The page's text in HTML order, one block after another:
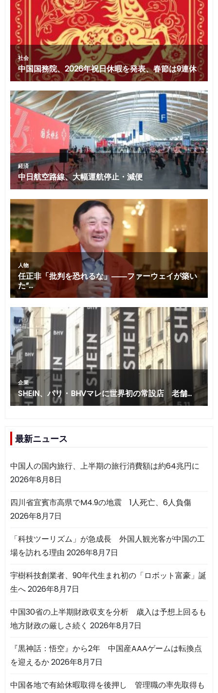
最新ニュース
中国人の国内旅行、上半期の旅行消費額は約64兆円に
2026年8月8日
四川省宜賓市高県でM4.9の地震 1人死亡、6人負傷
2026年8月7日
「科技ツーリズム」が急成長 外国人観光客が中国の工
場を訪れる理由 2026年8月7日
宇樹科技創業者、90年代生まれ初の「ロボット富豪」誕
生へ2026年8月7日
中国30省の上半期財政収支を分析 歳入は予想上回るも
地方財政の厳しさ続く 2026年8月7日
『黒神話：悟空』から2年 中国産AAAゲームは転換点
を迎えるか2026年8月7日
中国各地で有給休暇取得を後押し 管理職の率先取得も